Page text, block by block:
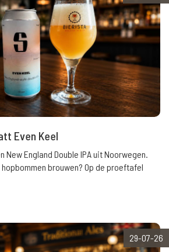
Even Keel
New England Double IPA uit Noorwegen.
brouwen? Op de proeftafel
29-07-26